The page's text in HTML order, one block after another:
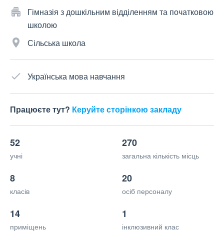
Гімназія з дошкільним відділенням та початковою
школою
Сільська школа
Українська мова навчання
Працюєте тут? Керуйте сторінкою закладу
52
учні
270
загальна кількість місць
8
класів
20
осіб персоналу
14
приміщень
1
інклюзивний клас